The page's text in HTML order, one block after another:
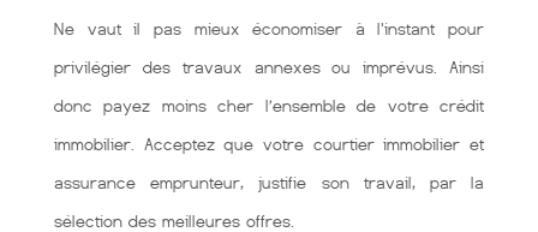
Ne vaut il pas mieux économiser à l'instant pour
privilégier des travaux annexes ou imprévus. Ainsi
donc payez moins cher l’ensemble de votre crédit
immobilier. Acceptez que votre courtier immobilier et
assurance emprunteur, justifie son travail, par la
sélection des meilleures offres.